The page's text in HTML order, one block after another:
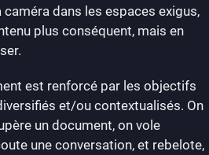
dans les espaces exigus,
plus conséquent, mais en
est renforcé par les objectifs
et/ou contextualisés. On
un document, on vole
une conversation, et rebelote,